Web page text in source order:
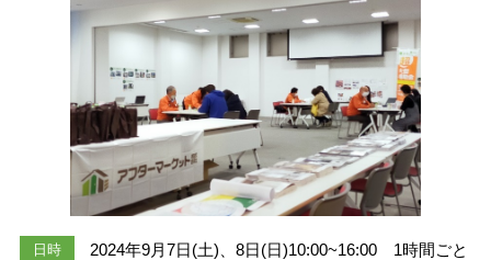
日時
2024年9月7日(土)、8日(日)10:00~16:00 1時間ごと